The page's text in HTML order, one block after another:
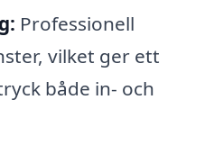
Professionell
vilket ger ett
både in- och